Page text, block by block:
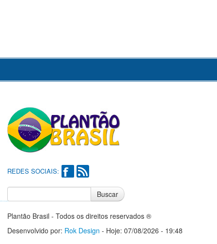
REDES SOCIAIS:
Buscar
Plantão Brasil - Todos os direitos reservados ®
Desenvolvido por: Rok Design - Hoje: 07/08/2026 - 19:48